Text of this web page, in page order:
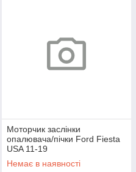
Моторчик заслінки
опалювача/пічки Ford Fiesta
USA 11-19
Немає в наявності